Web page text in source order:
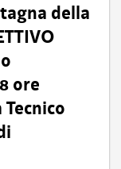
della
ore